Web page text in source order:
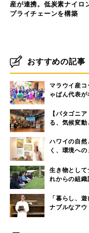
産が連携。低炭素ナイロ
プライチェーンを構築
おすすめの記事
マラウイ産
ゃぱん代表
【パタゴニ
る、気候変
ハワイの自
く、環境への
生き物とし
れからの組織
「暮らし、
ナブルなア